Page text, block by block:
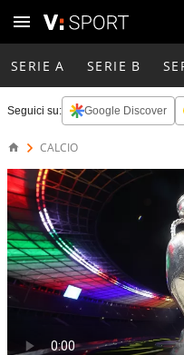
SERIE A SERIE B
Seguici su: Google Discover
CALCIO